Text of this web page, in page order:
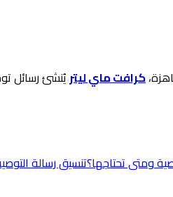
كرافت ماي ليتر
ومتى تحتاجها؟تنسيق رسالة